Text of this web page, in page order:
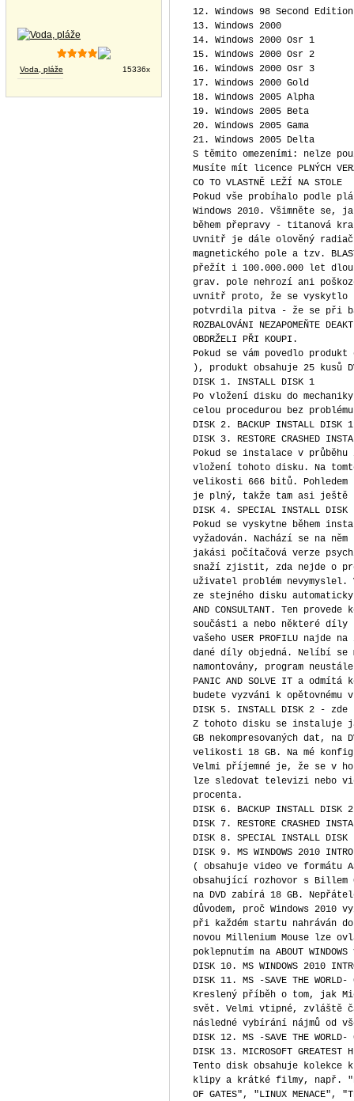
Voda, pláže 15336x
12. Windows 98 Second Edition
13. Windows 2000
14. Windows 2000 Osr 1
15. Windows 2000 Osr 2
16. Windows 2000 Osr 3
17. Windows 2000 Gold
18. Windows 2005 Alpha
19. Windows 2005 Beta
20. Windows 2005 Gama
21. Windows 2005 Delta
S těmito omezeními: nelze
Musíte mít licence PLNÝCH
CO TO VLASTNĚ LEŽÍ NA STOLE
Pokud vše probíhalo podle
Windows 2010. Všimněte se,
během přepravy - titanová
Uvnitř je dále olověný
magnetického pole a tzv.
přežít i 100.000.000 let
grav. pole nehrozí ani
uvnitř proto, že se
potvrdila pitva - že se při
ROZBALOVÁNI NEZAPOMEŇTE
OBDRŽELI PŘI KOUPI.
Pokud se vám povedlo
), produkt obsahuje 25
DISK 1. INSTALL DISK 1
Po vložení disku do
celou procedurou bez
DISK 2. BACKUP INSTALL DISK 1
DISK 3. RESTORE CRASHED
Pokud se instalace v
vložení tohoto disku. Na tomto
velikosti 666 bitů.
je plný, takže tam asi ještě
DISK 4. SPECIAL INSTALL DISK
Pokud se vyskytne během
vyžadován. Nachází se na něm
jakási počítačová verze
snaží zjistit, zda nejde o
uživatel problém nevymyslel.
ze stejného disku automaticky
AND CONSULTANT. Ten
součásti a nebo některé
vašeho USER PROFILU najde
dané díly objedná. Nelíbí se
namontovány, program neustále
PANIC AND SOLVE IT a
budete vyzváni k
DISK 5. INSTALL DISK 2 -
Z tohoto disku se instaluje
GB nekompresovaných dat, na
velikosti 18 GB. Na mé
Velmi příjemné je, že se v
lze sledovat televizi nebo
procenta.
DISK 6. BACKUP INSTALL DISK 2
DISK 7. RESTORE CRASHED
DISK 8. SPECIAL INSTALL DISK
DISK 9. MS WINDOWS 2010
( obsahuje video ve formátu
obsahující rozhovor s Billem
na DVD zabírá 18 GB.
důvodem, proč Windows 2010
při každém startu nahráván
novou Millenium Mouse lze
poklepnutím na ABOUT
DISK 10. MS WINDOWS 2010
DISK 11. MS -SAVE THE WORLD-
Kreslený příběh o tom, jak
svět. Velmi vtipné, zvláště
následné vybírání nájmů od
DISK 12. MS -SAVE THE WORLD-
DISK 13. MICROSOFT GREATEST
Tento disk obsahuje kolekce
klipy a krátké filmy, např.
OF GATES", "LINUX MENACE",